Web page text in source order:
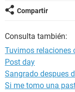
Compartir
Consulta también:
Tuvimos relaciones
Post day
Sangrado despues
Si me tomo una